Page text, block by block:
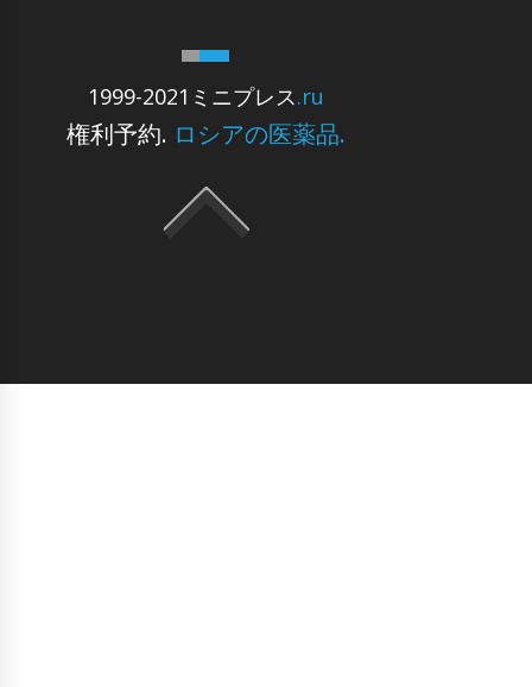
1999-2021ミニプレス.ru
権利予約. ロシアの医薬品.